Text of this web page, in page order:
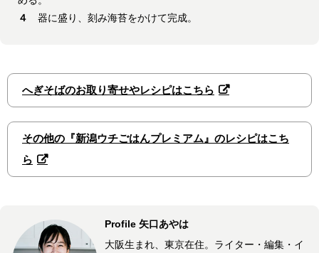
４ 器に盛り、刻み海苔をかけて完成。
へぎそばのお取り寄せやレシピはこちら
その他の『新潟ウチごはんプレミアム』のレシピはこち
ら
Profile 矢口あやは
大阪生まれ、東京在住。ライター・編集・イ